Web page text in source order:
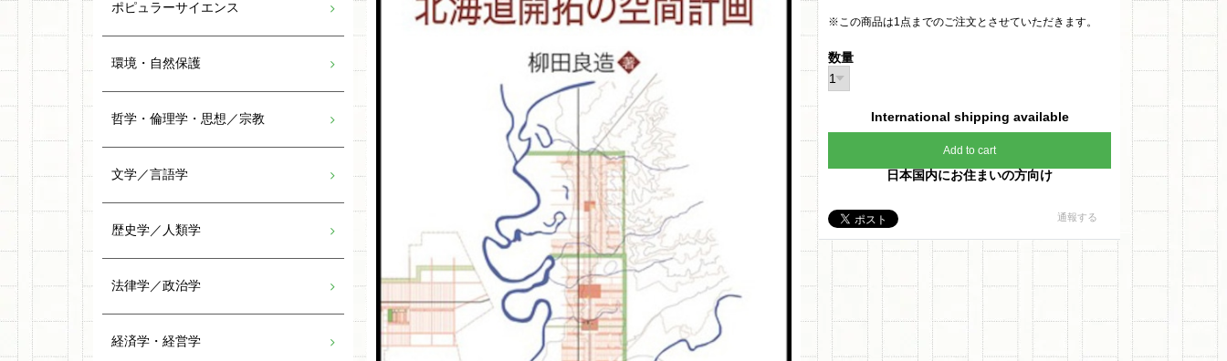
※この商品は1点までのご注文とさせていただきます。
数量
International shipping available
Add to cart
日本国内にお住まいの方向け
通報する
ポピュラーサイエンス
環境・自然保護
哲学・倫理学・思想／宗教
文学／言語学
歴史学／人類学
法律学／政治学
経済学・経営学